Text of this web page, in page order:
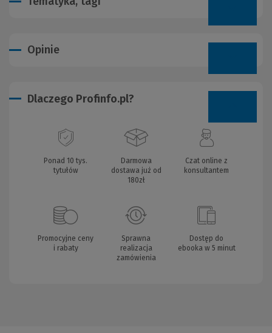
Opinie
Dlaczego Profinfo.pl?
Ponad 10 tys.
tytułów
Darmowa
dostawa już od
180zł
Czat online z
konsultantem
Promocyjne ceny
i rabaty
Sprawna
realizacja
zamówienia
Dostęp do
ebooka w 5 minut